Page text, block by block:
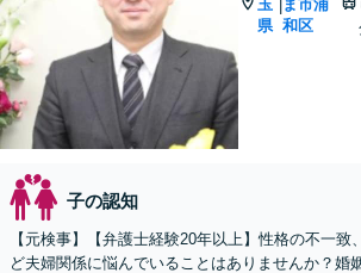
玉
県
|ま市浦
和区
子の認知
【元検事】【弁護士経験20年以上】性格の不一致
ど夫婦関係に悩んでいることはありませんか？婚